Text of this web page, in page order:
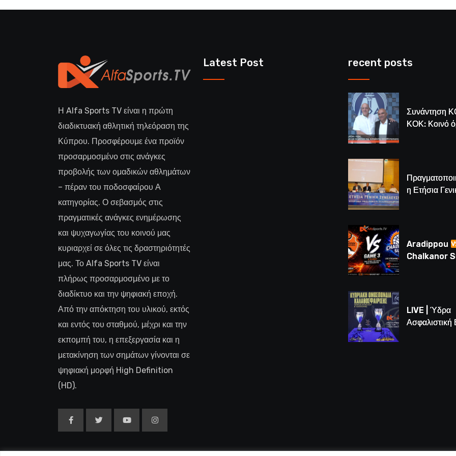
Η Alfa Sports TV είναι η πρώτη
διαδικτυακή αθλητική τηλεόραση της
Κύπρου. Προσφέρουμε ένα προϊόν
προσαρμοσμένο στις ανάγκες
προβολής των ομαδικών αθλημάτων
– πέραν του ποδοσφαίρου Α
κατηγορίας. Ο σεβασμός στις
πραγματικές ανάγκες ενημέρωσης
και ψυχαγωγίας του κοινού μας
κυριαρχεί σε όλες τις δραστηριότητές
μας. Το Alfa Sports TV είναι
πλήρως προσαρμοσμένο με το
διαδίκτυο και την ψηφιακή εποχή.
Από την απόκτηση του υλικού, εκτός
και εντός του σταθμού, μέχρι και την
εκπομπή του, η επεξεργασία και η
μετακίνηση των σημάτων γίνονται σε
ψηφιακή μορφή High Definition
(HD).
Latest Post recent posts
Συνάντηση
ΚΟΚ: Κοινό
η Ετήσια
(BINTEO)
Aradippou
Chalkanor
LIVE | Ύδρα
Ασφαλιστική